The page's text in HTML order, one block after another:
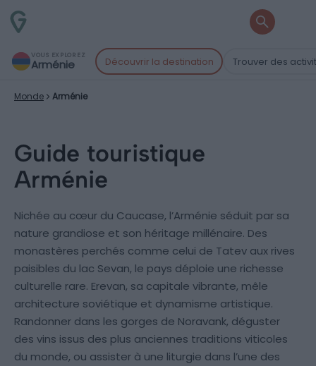
VOUS EXPLOREZ
Arménie Découvrir la destination Trouver des
Monde Arménie
Guide touristique
Arménie
Nichée au cœur du Caucase, l’Arménie séduit par sa
nature grandiose et son héritage millénaire. Des
monastères perchés comme celui de Tatev aux rives
paisibles du lac Sevan, le pays déploie une richesse
culturelle rare. Erevan, sa capitale vibrante, mêle
architecture soviétique et dynamisme artistique.
Randonner dans les gorges de Noravank, déguster
des vins issus des plus anciennes traditions viticoles
du monde, ou assister à une liturgie dans l’une des